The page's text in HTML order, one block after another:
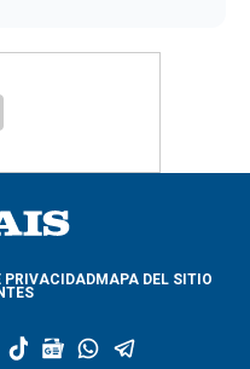
PRIVACIDADMAPA DEL SITIO
t
g
w